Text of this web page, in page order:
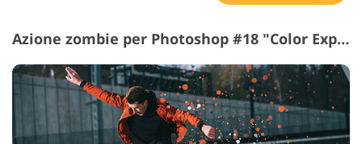
Azione zombie per Photoshop #18 "Color Explosion"